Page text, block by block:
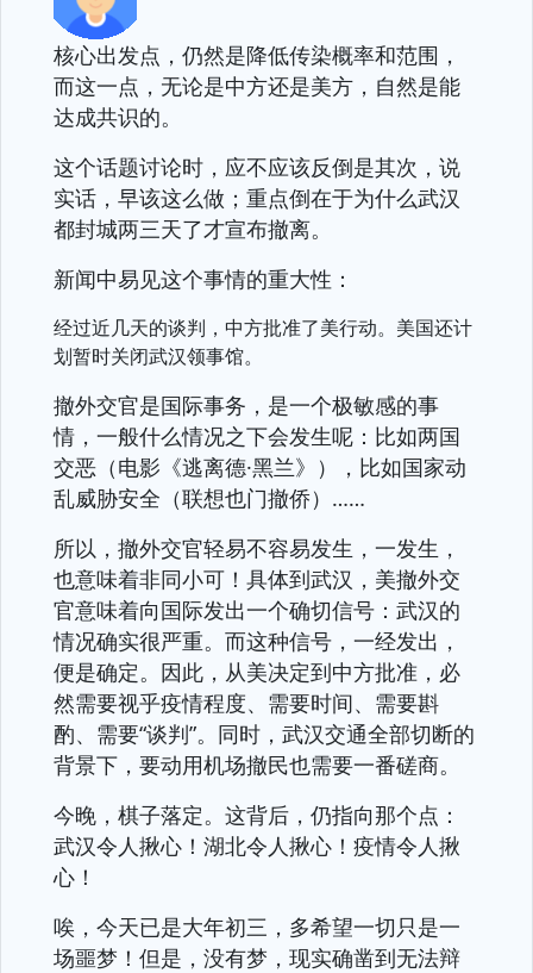
核心出发点，仍然是降低传染概率和范围，
而这一点，无论是中方还是美方，自然是能
达成共识的。
这个话题讨论时，应不应该反倒是其次，说
实话，早该这么做；重点倒在于为什么武汉
都封城两三天了才宣布撤离。
新闻中易见这个事情的重大性：
经过近几天的谈判，中方批准了美行动。美国还计
划暂时关闭武汉领事馆。
撤外交官是国际事务，是一个极敏感的事
情，一般什么情况之下会发生呢：比如两国
交恶（电影《逃离德·黑兰》），比如国家动
乱威胁安全（联想也门撤侨）……
所以，撤外交官轻易不容易发生，一发生，
也意味着非同小可！具体到武汉，美撤外交
官意味着向国际发出一个确切信号：武汉的
情况确实很严重。而这种信号，一经发出，
便是确定。因此，从美决定到中方批准，必
然需要视乎疫情程度、需要时间、需要斟
酌、需要“谈判”。同时，武汉交通全部切断的
背景下，要动用机场撤民也需要一番磋商。
今晚，棋子落定。这背后，仍指向那个点：
武汉令人揪心！湖北令人揪心！疫情令人揪
心！
唉，今天已是大年初三，多希望一切只是一
场噩梦！但是，没有梦，现实确凿到无法辩